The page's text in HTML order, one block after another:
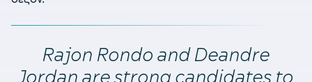
Rajon Rondo and Deandre
Jordan are strong candidates to